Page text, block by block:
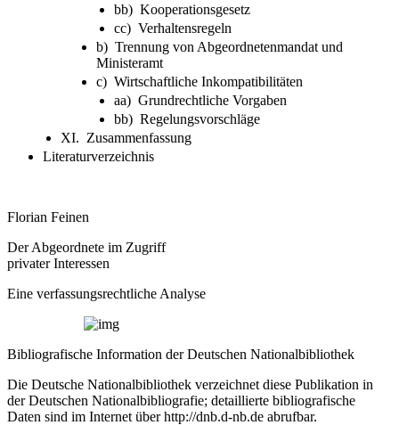
bb) Kooperationsgesetz
cc) Verhaltensregeln
b) Trennung von Abgeordnetenmandat und
Ministeramt
c) Wirtschaftliche Inkompatibilitäten
aa) Grundrechtliche Vorgaben
bb) Regelungsvorschläge
XI. Zusammenfassung
Literaturverzeichnis
Florian Feinen
Der Abgeordnete im Zugriff
privater Interessen
Eine verfassungsrechtliche Analyse
Bibliografische Information der Deutschen Nationalbibliothek
Die Deutsche Nationalbibliothek verzeichnet diese Publikation in
der Deutschen Nationalbibliografie; detaillierte bibliografische
Daten sind im Internet überhttp://dnb.d-nb.de abrufbar.